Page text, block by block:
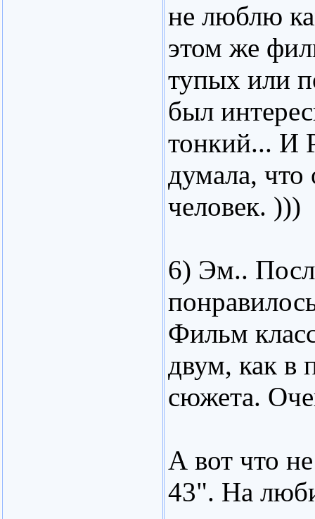
не люблю
этом же
тупых или
был
тонкий... И
думала, что
человек. )))
6) Эм..
Фильм
двум, как в
сюжета.
А вот что
43". На